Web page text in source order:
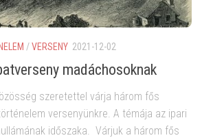
/VERSENY 2021-12-02
madáchosoknak
szeretettel várja három fős
versenyünkre. A témája az ipari
időszaka. Várjuk a három fős